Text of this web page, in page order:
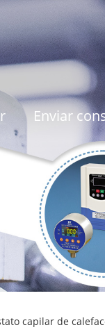
Enviar
capilar de